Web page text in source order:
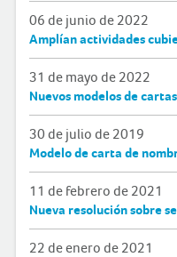
06 de junio de 2022
Amplían actividades
31 de mayo de 2022
Nuevos modelos de
30 de julio de 2019
Modelo de carta de
11 de febrero de 2021
Nueva resolución sobre
22 de enero de 2021